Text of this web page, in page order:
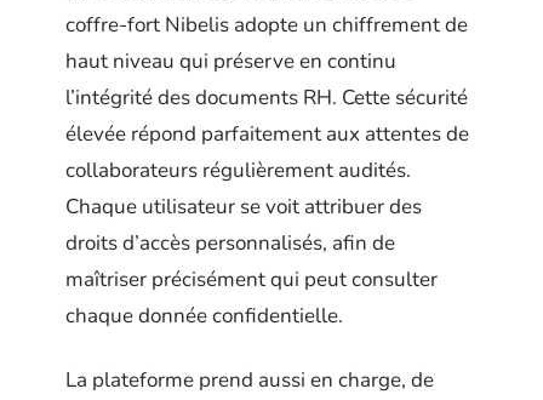
coffre-fort Nibelis adopte un chiffrement de
haut niveau qui préserve en continu
l’intégrité des documents RH. Cette sécurité
élevée répond parfaitement aux attentes de
collaborateurs régulièrement audités.
Chaque utilisateur se voit attribuer des
droits d’accès personnalisés, afin de
maîtriser précisément qui peut consulter
chaque donnée confidentielle.
La plateforme prend aussi en charge, de